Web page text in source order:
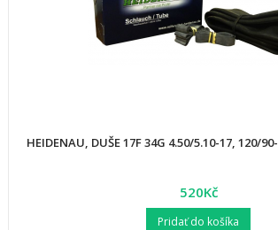
HEIDENAU, DUŠE 17F 34G 4.50/5.10-17, 120/
520Kč
Pridať do košíka